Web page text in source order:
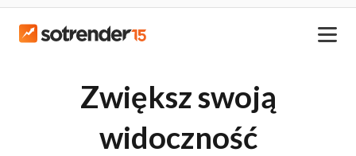
Zwiększ swoją
widoczność